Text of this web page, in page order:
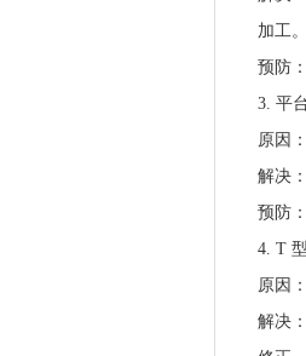
加工。
预防
3. 平
原因
解决
预防
4. T
原因
解决